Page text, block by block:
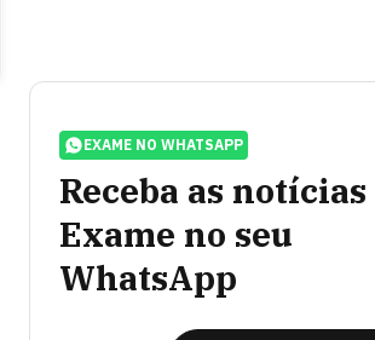
EXAME NO WHATSAPP
Receba as notícias
Exame no seu
WhatsApp